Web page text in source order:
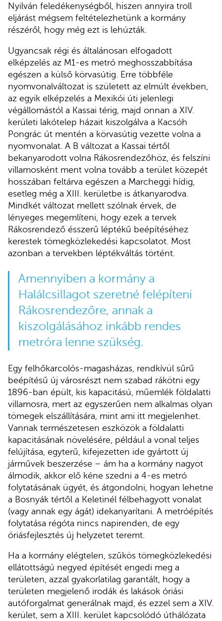
Nyilván feledékenységből, hiszen annyira troll
eljárást mégsem feltételezhetünk a kormány
részéről, hogy még ezt is lehúzták.
Ugyancsak régi és általánosan elfogadott
elképzelés az M1-es metró meghosszabbítása
egészen a külső körvasútig. Erre többféle
nyomvonalváltozat is született az elmúlt években,
az egyik elképzelés a Mexikói úti jelenlegi
végállomástól a Kassai térig, majd onnan a XIV.
kerületi lakótelep házait kiszolgálva a Kacsóh
Pongrác út mentén a körvasútig vezette volna a
nyomvonalat. A B változat a Kassai tértől
bekanyarodott volna Rákosrendezőhöz, és felszíni
villamosként ment volna tovább a terület közepét
hosszában feltárva egészen a Marcheggi hídig,
esetleg még a XIII. kerületbe is átkanyarodva.
Mindkét változat mellett szólnak érvek, de
lényeges megemlíteni, hogy ezek a tervek
Rákosrendező ésszerű léptékű beépítéséhez
kerestek tömegközlekedési kapcsolatot. Most
azonban a tervekben léptékváltás történt.
Amennyiben a kormány a
Halálcsillagot szeretné felépíteni
Rákosrendezőre, annak a
kiszolgálásához inkább rendes
metróra lenne szükség.
Egy felhőkarcolós-magasházas, rendkívül sűrű
beépítésű új városrészt nem szabad rákötni egy
1896-ban épült, kis kapacitású, műemlék földalatti
villamosra, mert az egyszerűen nem alkalmas olyan
tömegek elszállítására, mint ami itt megjelenhet.
Vannak természetesen eszközök a földalatti
kapacitásának növelésére, például a vonal teljes
felújítása, egyterű, kifejezetten ide gyártott új
járművek beszerzése – ám ha a kormány nagyot
álmodik, akkor elő kéne szedni a 4-es metró
folytatásának ügyét, és átgondolni, hogyan lehetne
a Bosnyák tértől a Keletinél félbehagyott vonalat
(vagy annak egy ágát) idekanyarítani. A metróépítés
folytatása régóta nincs napirenden, de egy
óriásfejlesztés új helyzetet teremt.
Ha a kormány elégtelen, szűkös tömegközlekedési
ellátottságú negyed építését engedi meg a
területen, azzal gyakorlatilag garantált, hogy a
területen megjelenő irodák és lakások óriási
autóforgalmat generálnak majd, és ezzel sem a XIV.
kerület, sem a XIII. kerület kapcsolódó úthálózata